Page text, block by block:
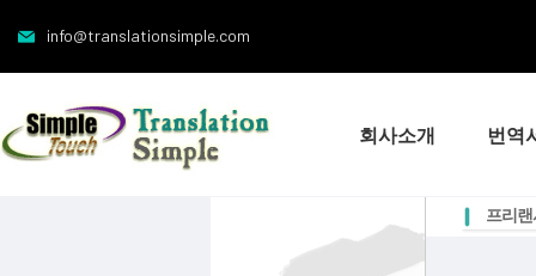
info@translationsimple.com
회사소개 번역
프리랜